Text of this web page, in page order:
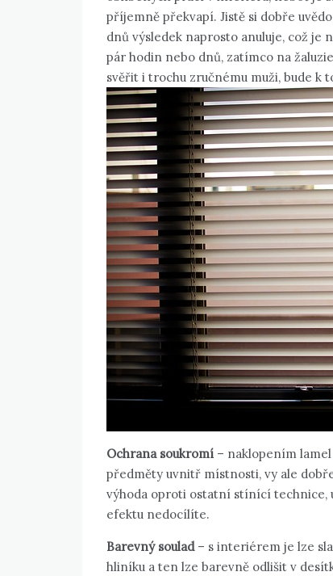
příjemně překvapí. Jistě si dobře
dnů výsledek naprosto anuluje, což je
pár hodin nebo dnů, zatímco na
svěřit i trochu zručnému muži, bude k
Ochrana soukromí – naklopením
předměty uvnitř místnosti, vy ale
výhoda oproti ostatní stínící technice,
efektu nedocílíte.
Barevný soulad– s interiérem je lze
hliníku a ten lze barevně odlišit v